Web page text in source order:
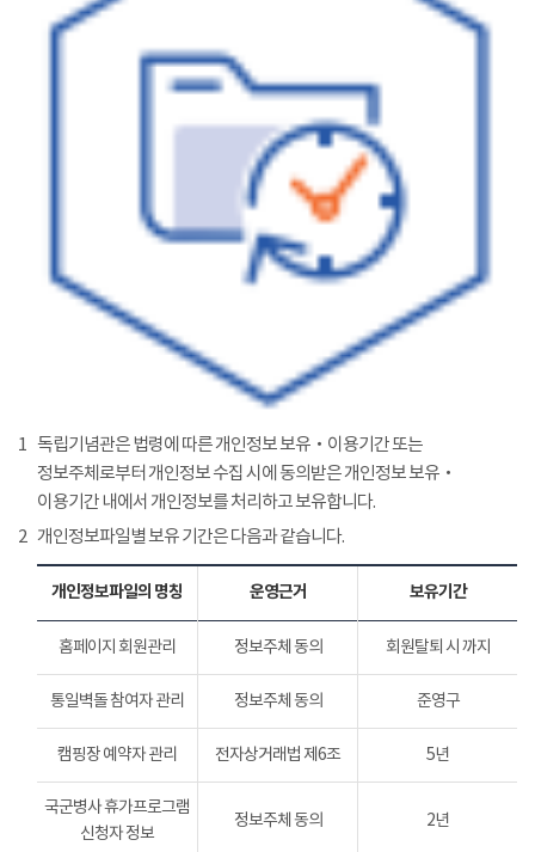
1 독립기념관은 법령에 따른 개인정보 보유‧이용기간 또는
정보주체로부터 개인정보 수집 시에 동의받은 개인정보 보유‧
이용기간 내에서 개인정보를 처리하고 보유합니다.
2 개인정보파일별 보유 기간은 다음과 같습니다.
개인정보파일의 명칭 운영근거 보유기간
홈페이지 회원관리 정보주체 동의 회원탈퇴 시 까지
통일벽돌 참여자 관리 정보주체 동의 준영구
캠핑장 예약자 관리 전자상거래법 제6조 5년
국군병사 휴가프로그램
신청자 정보
정보주체 동의 2년